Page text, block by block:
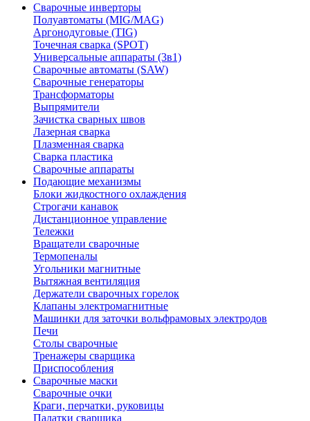
Сварочные инверторы
Полуавтоматы (MIG/MAG)
Аргонодуговые (TIG)
Точечная сварка (SPOT)
Универсальные аппараты (3в1)
Сварочные автоматы (SAW)
Сварочные генераторы
Трансформаторы
Выпрямители
Зачистка сварных швов
Лазерная сварка
Плазменная сварка
Сварка пластика
Сварочные аппараты
Подающие механизмы
Блоки жидкостного охлаждения
Строгачи канавок
Дистанционное управление
Тележки
Вращатели сварочные
Термопеналы
Угольники магнитные
Вытяжная вентиляция
Держатели сварочных горелок
Клапаны электромагнитные
Машинки для заточки вольфрамовых электродов
Печи
Столы сварочные
Тренажеры сварщика
Приспособления
Сварочные маски
Сварочные очки
Краги, перчатки, руковицы
Палатки сварщика